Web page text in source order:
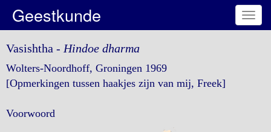
Geestkunde
Vasishtha - Hindoe dharma
Wolters-Noordhoff, Groningen 1969
[Opmerkingen tussen haakjes zijn van mij, Freek]
Voorwoord